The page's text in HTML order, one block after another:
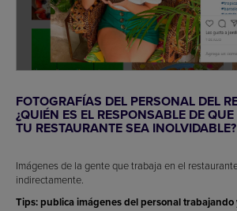
FOTOGRAFÍAS DEL PERSONAL DEL
¿QUIÉN ES EL RESPONSABLE DE
TU RESTAURANTE SEA INOLVIDABLE?
Imágenes de la gente que trabaja en el
indirectamente.
Tips: publica imágenes del personal trabajando